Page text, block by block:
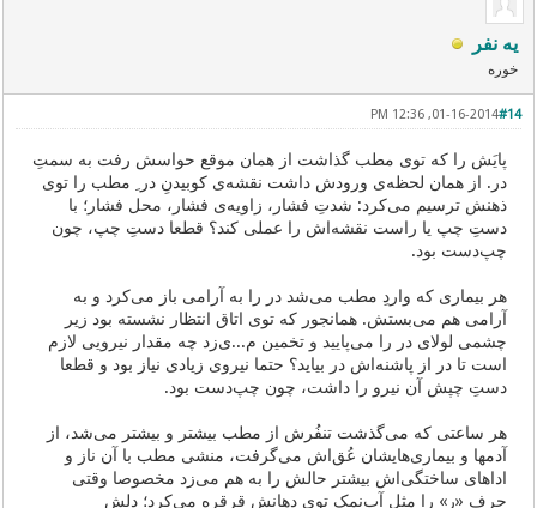
یه نفر
خوره
#14
01-16-2014, 12:36 PM
پایَش را که توی مطب گذاشت از همان موقع حواسش رفت به سمتِ
در. از همان لحظه‌ی ورودش داشت نقشه‌ی کوبیدن‌ِ در‌ ِ مطب را توی
ذهنش ترسیم می‌کرد: شدتِ فشار، زاویه‌ی فشار، محل فشار؛ با
دستِ چپ یا راست نقشه‌اش را عملی کند؟ قطعا دستِ چپ، چون
چپ‌دست بود.
هر بیماری که واردِ مطب می‌شد در را به آرامی باز می‌کرد و به
آرامی هم می‌بستش. همانجور که توی اتاق انتظار نشسته بود زیر
چشمی لولای در را می‌پایید و تخمین م...ی‌زد چه مقدار نیرویی لازم
است تا در از پاشنه‌اش در بیاید؟ حتما نیروی زیادی نیاز بود و قطعا
دستِ چپش آن نیرو را داشت، چون چپ‌دست بود.
هر ساعتی که می‌گذشت تنفُرش از مطب بیشتر و بیشتر می‌شد، از
آدمها و بیماری‌هایشان عُق‌اش می‌گرفت، منشی مطب با آن ناز و
اداهای ساختگی‌اش بیشتر حالش را به هم می‌زد مخصوصا وقتی
حرفِ «ر» را مثل آب‌نمک توی دهانش قرقره می‌کرد؛ دلش